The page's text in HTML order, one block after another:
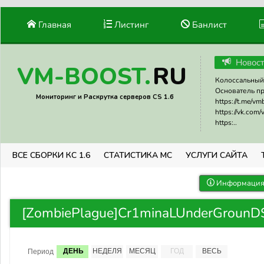
Главная Листинг Банлист
VM-BOOST.RU
Мониторинг и Раскрутка серверов CS 1.6
Основатель
https://t.me/
https://vk.com/
https:..
ВСЕ СБОРКИ КС 1.6 СТАТИСТИКА МС УСЛУГИ САЙТА
Период ДЕНЬ НЕДЕЛЯ МЕСЯЦ ГОД ВЕСЬ